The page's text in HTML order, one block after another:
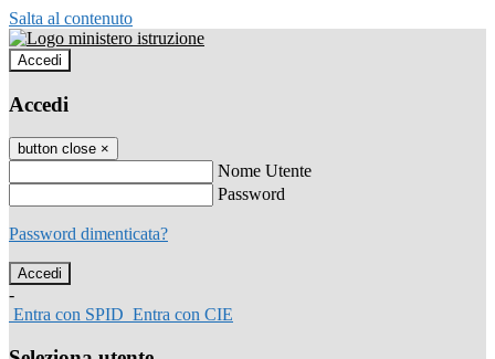
Salta al contenuto
Accedi
Accedi
button close ×
Nome Utente
Password
Password dimenticata?
-
Entra con SPID Entra con CIE